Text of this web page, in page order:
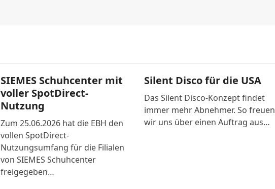
SIEMES Schuhcenter mit
voller SpotDirect-
Nutzung
Zum 25.06.2026 hat die EBH den
vollen SpotDirect-
Nutzungsumfang für die Filialen
von SIEMES Schuhcenter
freigegeben…
Silent Disco für die USA
Das Silent Disco-Konzept findet
immer mehr Abnehmer. So freuen
wir uns über einen Auftrag aus…